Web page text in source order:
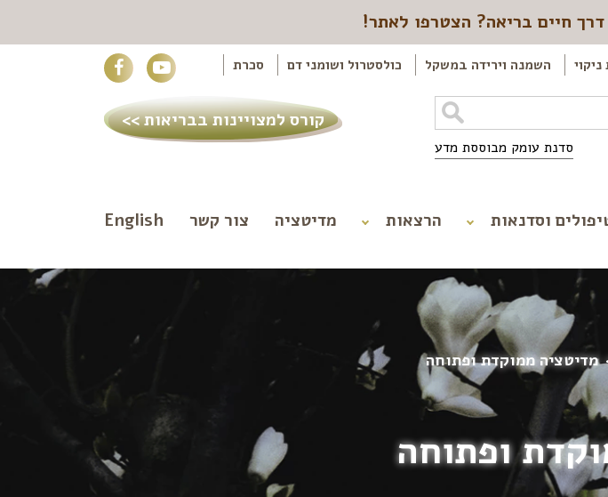
חיים בריאה? הצטרפו לאתר!
השמנה וירידה במשקל כולסטרול ושומני דם סכרת
סדנת עומק מבוססת מדע
קורס למצויינות בבריאות >>
וסדנאות הרצאות מדיטציה צור קשר English
מדיטציה ממוקדת ופתוחה
ופתוחה